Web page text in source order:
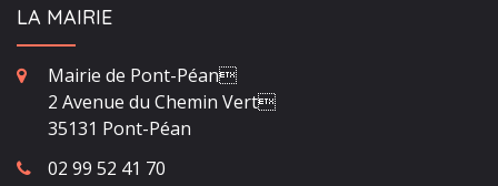
LA MAIRIE
Mairie de Pont-Péan
2 Avenue du Chemin Vert
35131 Pont-Péan
02 99 52 41 70